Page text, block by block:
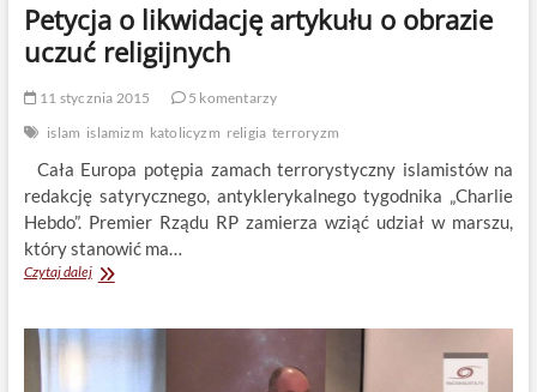
Petycja o likwidację artykułu o obrazie
uczuć religijnych
11 stycznia 2015
5 komentarzy
islam islamizm katolicyzm religia terroryzm
Cała Europa potępia zamach terrorystyczny islamistów na
redakcję satyrycznego, antyklerykalnego tygodnika „Charlie
Hebdo”. Premier Rządu RP zamierza wziąć udział w marszu,
który stanowić ma…
Czytaj dalejPetycja
artykułu